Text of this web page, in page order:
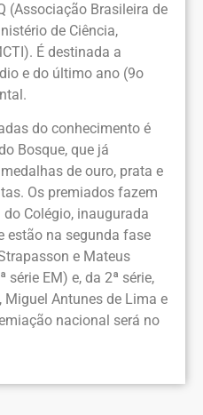
(Associação Brasileira de
de Ciência,
É destinada a
e do último ano (9o
do conhecimento é
Bosque, que já
de ouro, prata e
Os premiados fazem
Colégio, inaugurada
estão na segunda fase
e Mateus
série EM) e, da 2ª série,
Antunes de Lima e
nacional será no